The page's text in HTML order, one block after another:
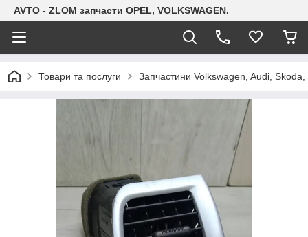
AVTO - ZLOM запчасти OPEL, VOLKSWAGEN.
Товари та послуги Запчастини Volkswagen, Audi, Skoda,